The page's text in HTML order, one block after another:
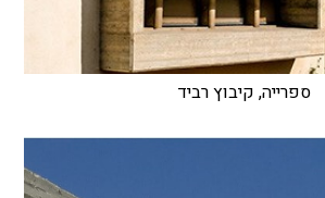
ספרייה, קיבוץ רביד